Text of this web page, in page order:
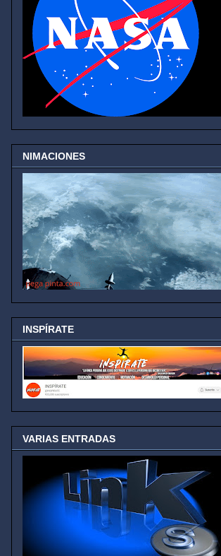
NIMACIONES
INSPÍRATE
VARIAS ENTRADAS